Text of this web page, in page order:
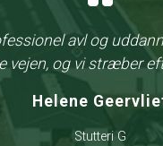
avl og
vejen, og vi stræber
Helene
Stutteri G